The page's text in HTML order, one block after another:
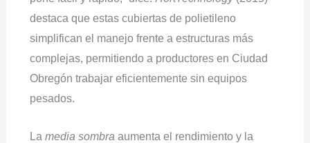
destaca que estas cubiertas de polietileno
simplifican el manejo frente a estructuras más
complejas, permitiendo a productores en Ciudad
Obregón trabajar eficientemente sin equipos
pesados.
La media sombra aumenta el rendimiento y la